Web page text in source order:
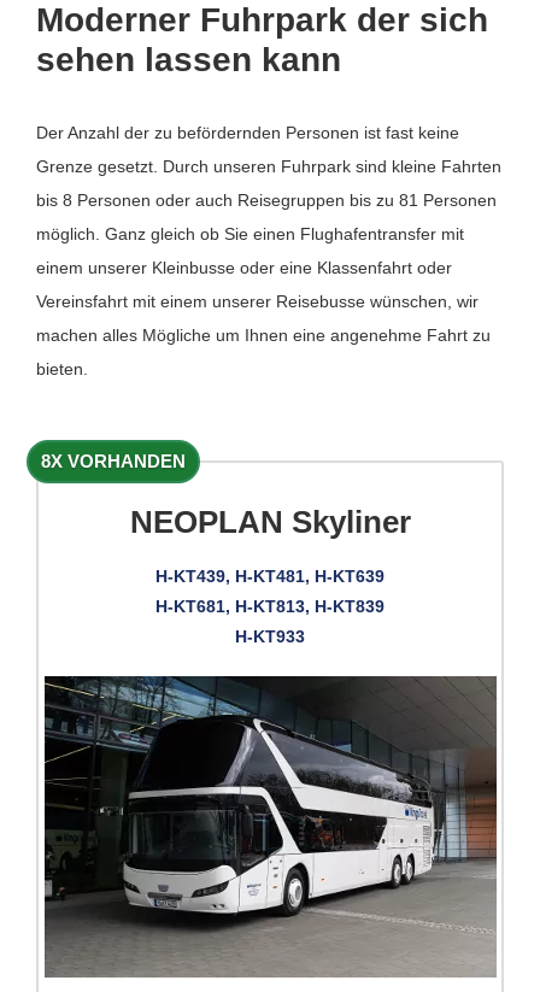
Moderner Fuhrpark der sich
sehen lassen kann
Der Anzahl der zu befördernden Personen ist fast keine
Grenze gesetzt. Durch unseren Fuhrpark sind kleine Fahrten
bis 8 Personen oder auch Reisegruppen bis zu 81 Personen
möglich. Ganz gleich ob Sie einen Flughafentransfer mit
einem unserer Kleinbusse oder eine Klassenfahrt oder
Vereinsfahrt mit einem unserer Reisebusse wünschen, wir
machen alles Mögliche um Ihnen eine angenehme Fahrt zu
bieten.
8X VORHANDEN
NEOPLAN Skyliner
H-KT439, H-KT481, H-KT639
H-KT681, H-KT813, H-KT839
H-KT933